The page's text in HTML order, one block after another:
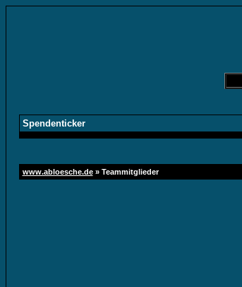
Spendenticker
www.abloesche.de» Teammitglieder